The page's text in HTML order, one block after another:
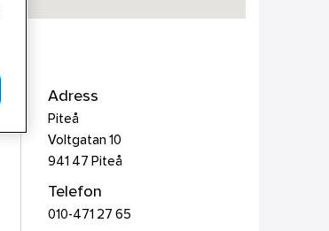
Adress
Piteå
Voltgatan 10
941 47 Piteå
Telefon
010-471 27 65